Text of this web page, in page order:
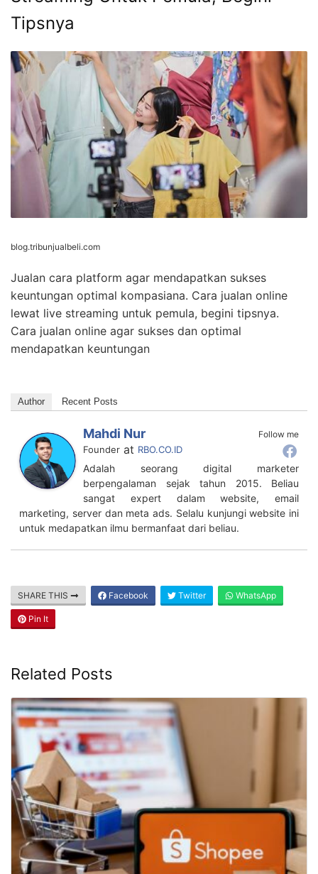
Tipsnya
blog.tribunjualbeli.com
Jualan cara platform agar mendapatkan sukses
keuntungan optimal kompasiana. Cara jualan online
lewat live streaming untuk pemula, begini tipsnya.
Cara jualan online agar sukses dan optimal
mendapatkan keuntungan
Author Recent Posts
Follow me
Mahdi Nur
Founder at RBO.CO.ID
Adalah seorang digital marketer
berpengalaman sejak tahun 2015. Beliau
sangat expert dalam website, email
marketing, server dan meta ads. Selalu kunjungi website ini
untuk medapatkan ilmu bermanfaat dari beliau.
SHARE THIS Facebook Twitter WhatsApp
Pin It
Related Posts